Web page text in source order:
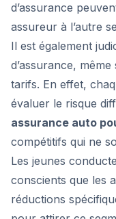
d’assurance
assureur à l’autre
Il est également
d’assurance,
tarifs. En effet,
évaluer le risque
assurance auto
compétitifs qui ne
Les jeunes
conscients que les
réductions